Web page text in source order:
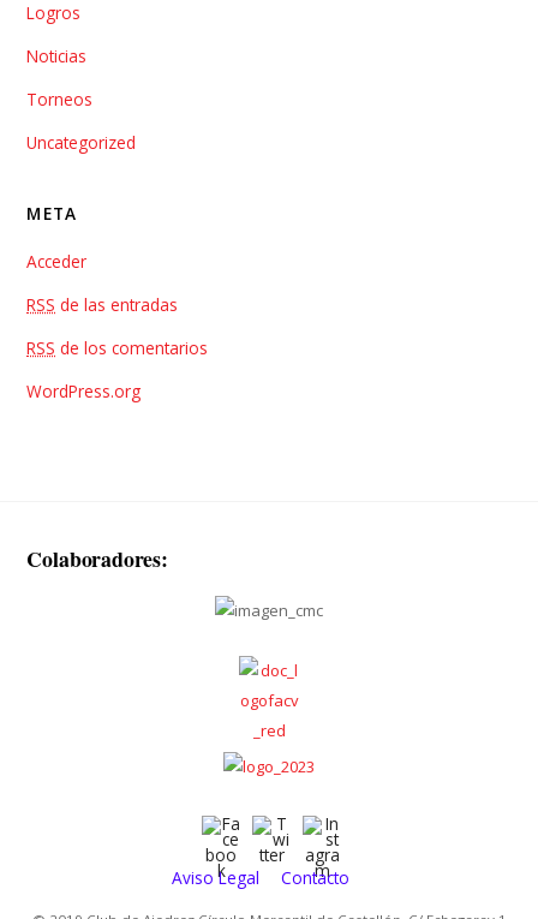
Logros
Noticias
Torneos
Uncategorized
META
Acceder
RSS de las entradas
RSS de los comentarios
WordPress.org
Colaboradores:
Aviso Legal Contacto